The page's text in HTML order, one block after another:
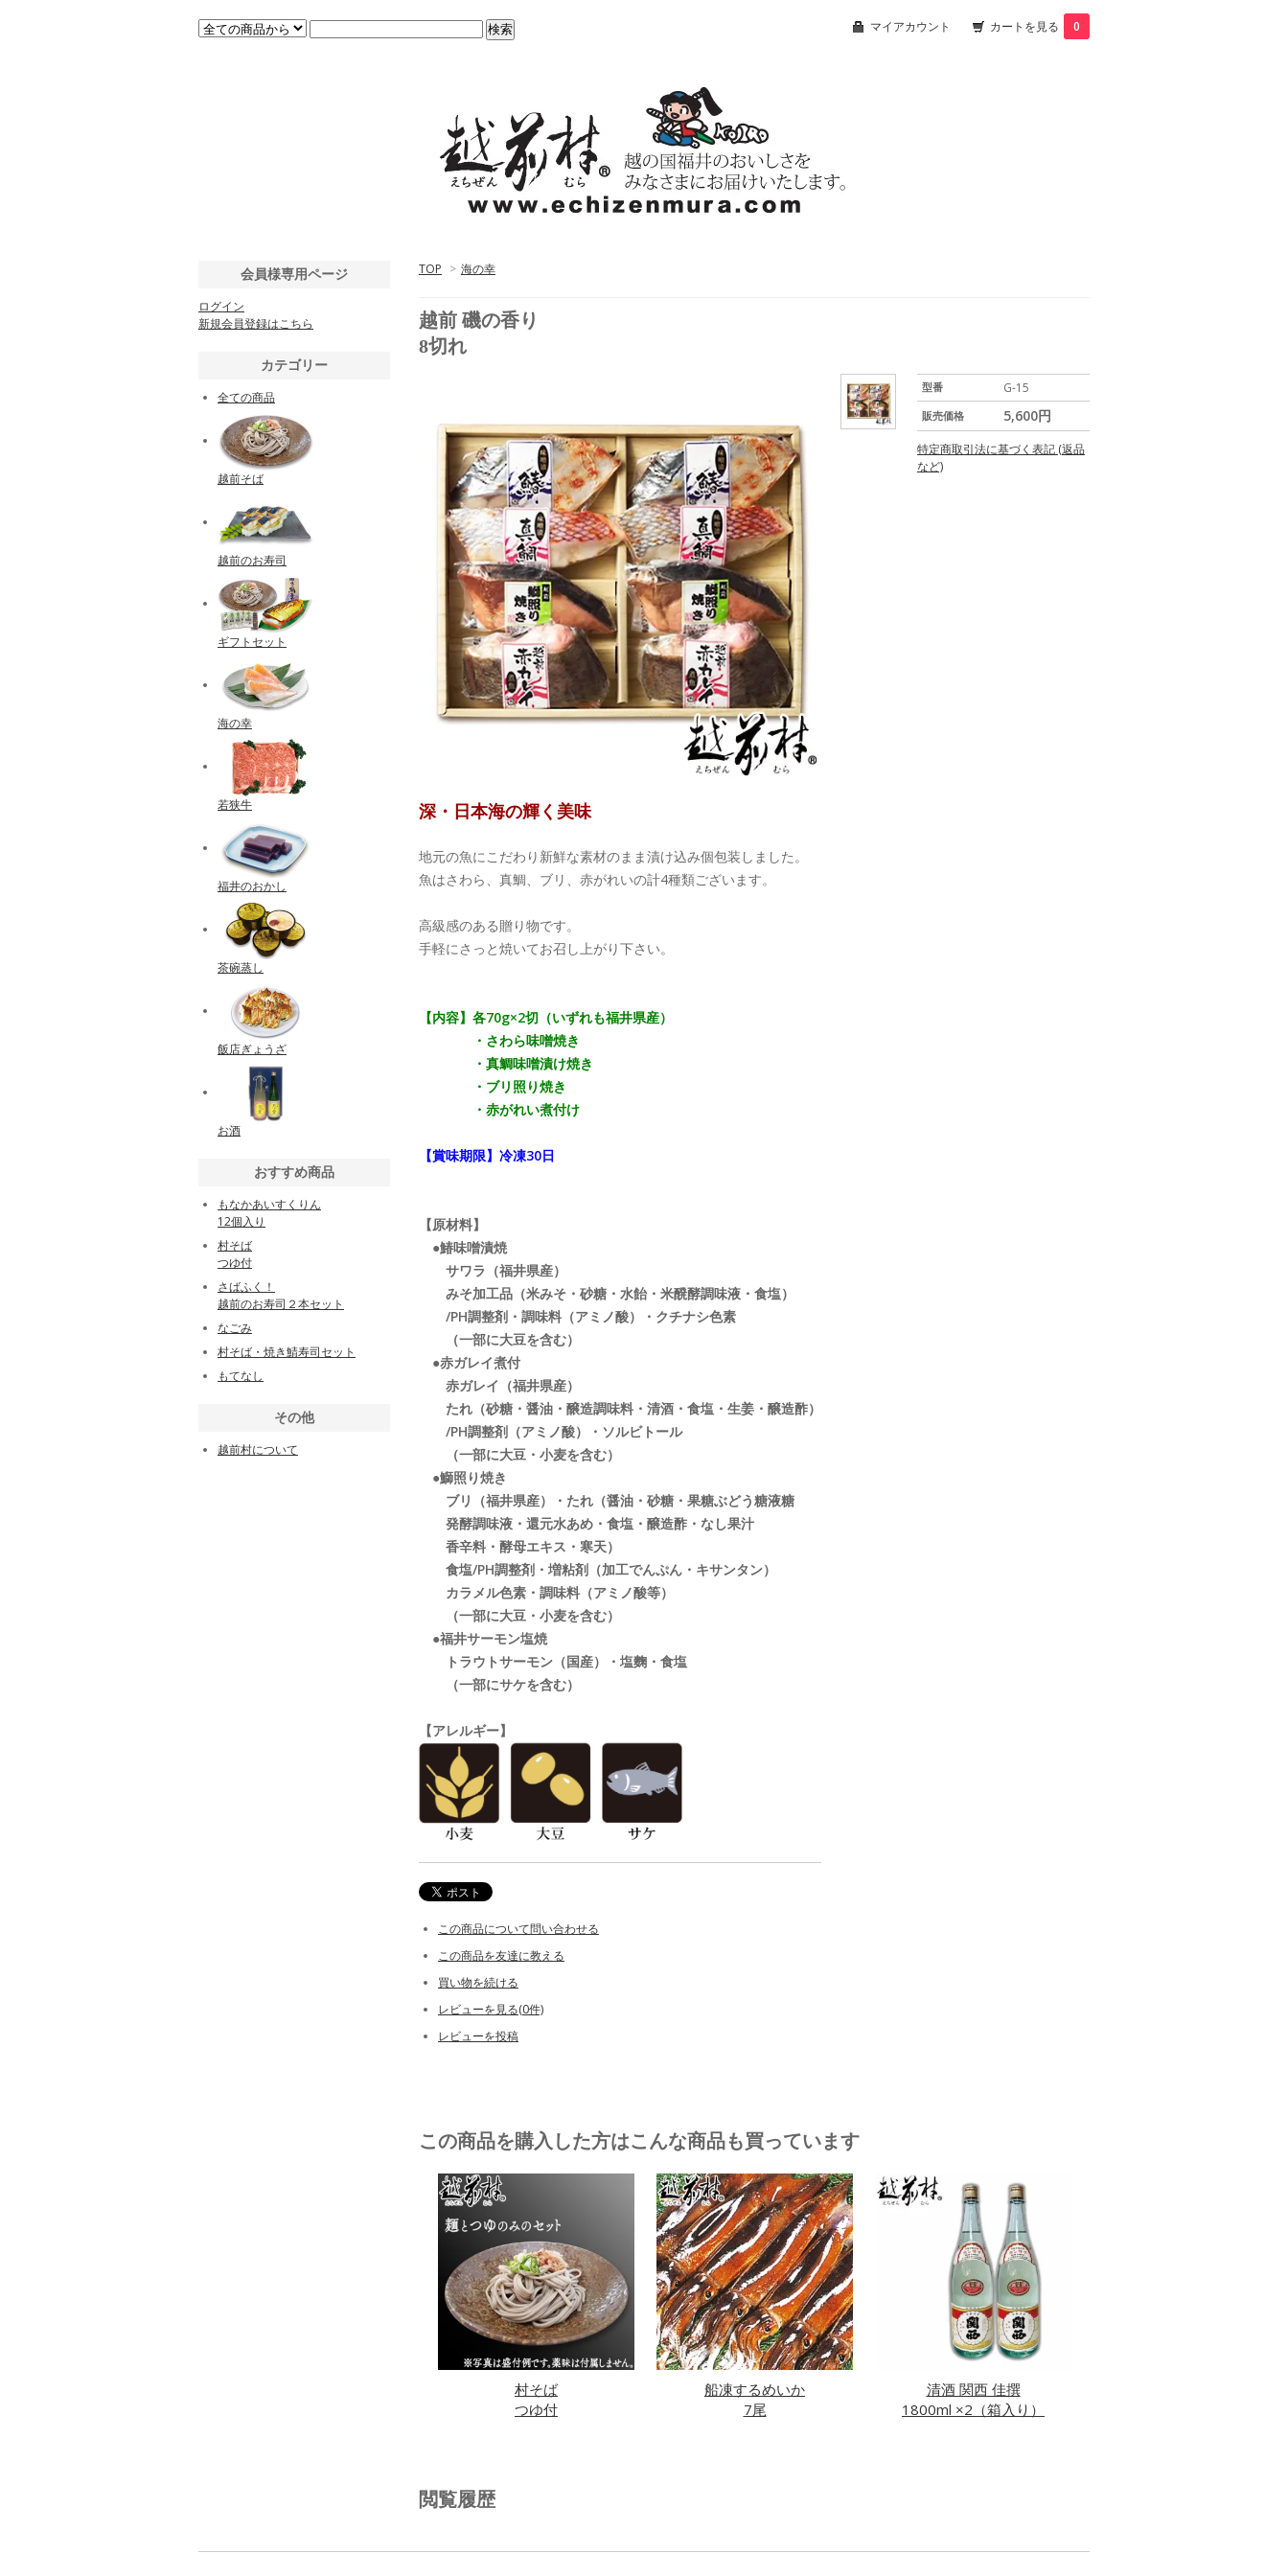
マイアカウント カートを見る 0
TOP > 海の幸
越前 磯の香り
8切れ
型番 G-15
販売価格 5,600円
特定商取引法に基づく表記 (返品
など)
深・日本海の輝く美味
地元の魚にこだわり新鮮な素材のまま漬け込み個包装しました。
魚はさわら、真鯛、ブリ、赤がれいの計4種類ございます。
高級感のある贈り物です。
手軽にさっと焼いてお召し上がり下さい。
【内容】各70g×2切（いずれも福井県産）
・さわら味噌焼き
・真鯛味噌漬け焼き
・ブリ照り焼き
・赤がれい煮付け
【賞味期限】冷凍30日
【原材料】
●鰆味噌漬焼
サワラ（福井県産）
みそ加工品（米みそ・砂糖・水飴・米醗酵調味液・食塩）
/PH調整剤・調味料（アミノ酸）・クチナシ色素
（一部に大豆を含む）
●赤ガレイ煮付
赤ガレイ（福井県産）
たれ（砂糖・醤油・醸造調味料・清酒・食塩・生姜・醸造酢）
/PH調整剤（アミノ酸）・ソルビトール
（一部に大豆・小麦を含む）
●鰤照り焼き
ブリ（福井県産）・たれ（醤油・砂糖・果糖ぶどう糖液糖
発酵調味液・還元水あめ・食塩・醸造酢・なし果汁
香辛料・酵母エキス・寒天）
食塩/PH調整剤・増粘剤（加工でんぷん・キサンタン）
カラメル色素・調味料（アミノ酸等）
（一部に大豆・小麦を含む）
●福井サーモン塩焼
トラウトサーモン（国産）・塩麴・食塩
（一部にサケを含む）
【アレルギー】
この商品について問い合わせる
この商品を友達に教える
買い物を続ける
レビューを見る(0件)
レビューを投稿
この商品を購入した方はこんな商品も買っています
村そば
つゆ付
船凍するめいか
7尾
清酒 関西 佳撰
1800ml ×2（箱入り）
閲覧履歴
会員様専用ページ
ログイン
新規会員登録はこちら
カテゴリー
全ての商品
越前そば
越前のお寿司
ギフトセット
海の幸
若狭牛
福井のおかし
茶碗蒸し
飯店ぎょうざ
お酒
おすすめ商品
もなかあいすくりん
12個入り
村そば
つゆ付
さばふく！
越前のお寿司２本セット
なごみ
村そば・焼き鯖寿司セット
もてなし
その他
越前村について